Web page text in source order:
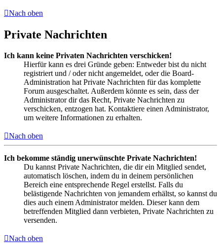
Nach oben
Private Nachrichten
Ich kann keine Privaten Nachrichten verschicken!
Hierfür kann es drei Gründe geben: Entweder bist du nicht
registriert und / oder nicht angemeldet, oder die Board-
Administration hat Private Nachrichten für das komplette
Forum ausgeschaltet. Außerdem könnte es sein, dass der
Administrator dir das Recht, Private Nachrichten zu
verschicken, entzogen hat. Kontaktiere einen Administrator,
um weitere Informationen zu erhalten.
Nach oben
Ich bekomme ständig unerwünschte Private Nachrichten!
Du kannst Private Nachrichten, die dir ein Mitglied sendet,
automatisch löschen, indem du in deinem persönlichen
Bereich eine entsprechende Regel erstellst. Falls du
belästigende Nachrichten von jemandem erhältst, so kannst du
dies auch einem Administrator melden. Dieser kann dem
betreffenden Mitglied dann verbieten, Private Nachrichten zu
versenden.
Nach oben